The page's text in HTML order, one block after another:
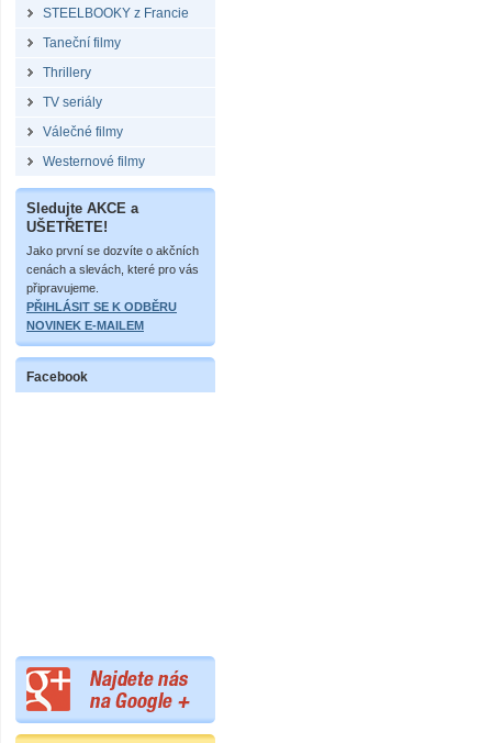
STEELBOOKY z Francie
Taneční filmy
Thrillery
TV seriály
Válečné filmy
Westernové filmy
Sledujte AKCE a
UŠETŘETE!
Jako první se dozvíte o akčních
cenách a slevách, které pro vás
připravujeme.
PŘIHLÁSIT SE K ODBĚRU
NOVINEK E-MAILEM
Facebook